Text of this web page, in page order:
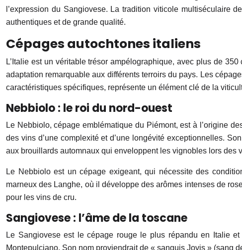
l’expression du Sangiovese. La tradition viticole multiséculaire
authentiques et de grande qualité.
Cépages autochtones italiens
L’Italie est un véritable trésor ampélographique, avec plus de
adaptation remarquable aux différents terroirs du pays. Les
caractéristiques spécifiques, représente un élément clé de la
Nebbiolo : le roi du nord-ouest
Le Nebbiolo, cépage emblématique du Piémont, est à l’origine
des vins d’une complexité et d’une longévité exceptionnelles.
aux brouillards automnaux qui enveloppent les vignobles lors des
Le Nebbiolo est un cépage exigeant, qui nécessite des
marneux des Langhe, où il développe des arômes intenses de
pour les vins de cru.
Sangiovese : l’âme de la toscane
Le Sangiovese est le cépage rouge le plus répandu en Italie
Montepulciano. Son nom proviendrait de « sanguis Jovis » (sang